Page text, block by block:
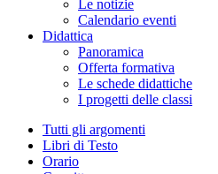
Le notizie
Calendario eventi
Didattica
Panoramica
Offerta formativa
Le schede didattiche
I progetti delle classi
Tutti gli argomenti
Libri di Testo
Orario